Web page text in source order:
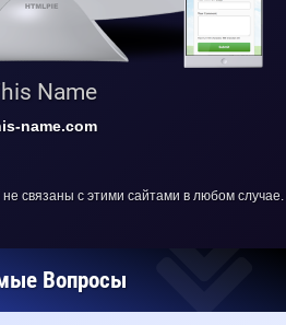
Name
name.com
связаны с этими сайтами в любом случае.
Вопросы